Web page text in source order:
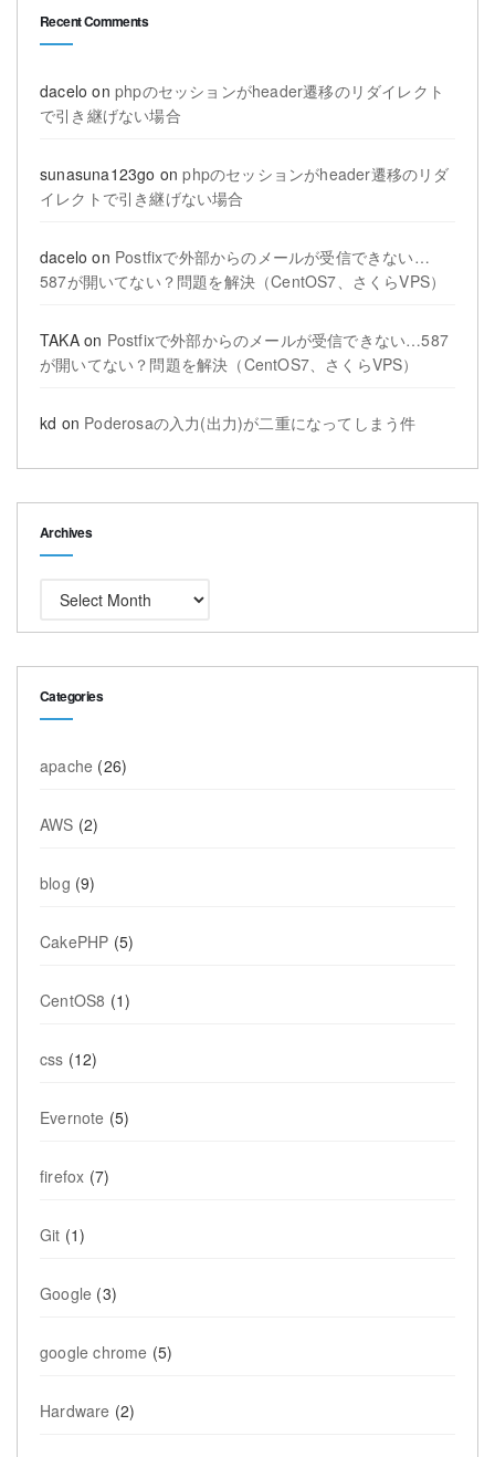
Recent Comments
dacelo onphpのセッションがheader遷移のリダイレクト
で引き継げない場合
sunasuna123go onphpのセッションがheader遷移のリダ
イレクトで引き継げない場合
dacelo on Postfixで外部からのメールが受信できない…
587が開いてない？問題を解決（CentOS7、さくらVPS）
TAKAon Postfixで外部からのメールが受信できない…587
が開いてない？問題を解決（CentOS7、さくらVPS）
kd on Poderosaの入力(出力)が二重になってしまう件
Archives
Categories
apache (26)
AWS (2)
blog (9)
CakePHP (5)
CentOS8 (1)
css (12)
Evernote (5)
firefox (7)
Git (1)
Google (3)
google chrome (5)
Hardware (2)